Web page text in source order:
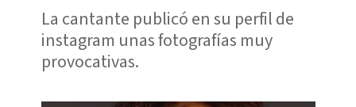
La cantante publicó en su perfil de
instagram unas fotografías muy
provocativas.